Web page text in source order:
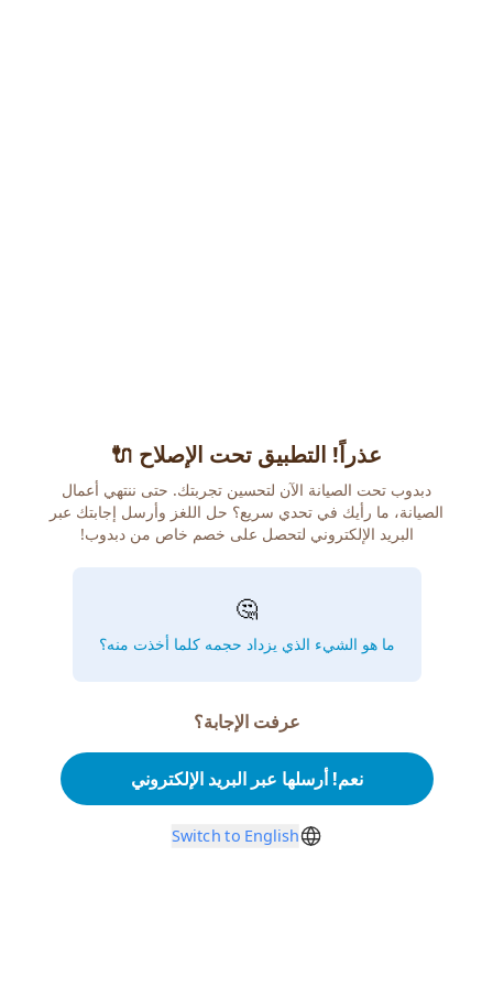
عذراً! التطبيق تحت الإصلاح 🔌
دبدوب تحت الصيانة الآن لتحسين تجربتك. حتى ننتهي أعمال
الصيانة، ما رأيك في تحدي سريع؟ حل اللغز وأرسل إجابتك عبر
البريد الإلكتروني لتحصل على خصم خاص من دبدوب!
🤔
ما هو الشيء الذي يزداد حجمه كلما أخذت منه؟
عرفت الإجابة؟
نعم! أرسلها عبر البريد الإلكتروني
Switch to English